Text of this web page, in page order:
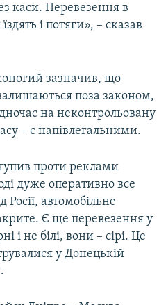
каси. Перевезення в
і потяги», – сказав
зазначив, що
поза законом,
на неконтрольовану
– є напівлегальними.
проти реклами
дуже оперативно все
автомобільне
Є ще перевезення у
і не білі, вони – сірі. Це
у Донецькій